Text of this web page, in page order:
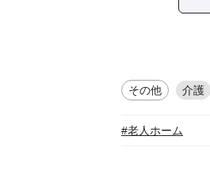
その他 介護
#老人ホーム